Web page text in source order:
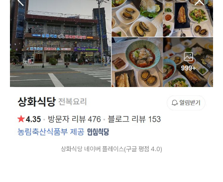
상화식당 네이버 플레이스(구글 평점 4.0)